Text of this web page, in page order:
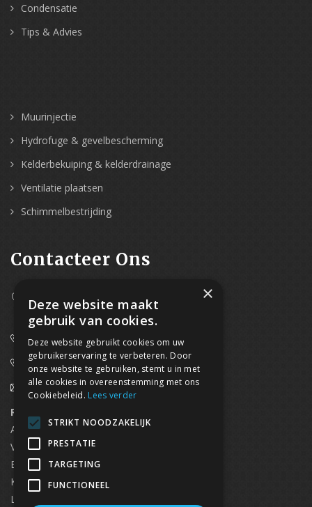
Condensatie
Tips & Advies
Muurinjectie
Hydrofuge & gevelbescherming
Kelderbekuiping & kelderdrainage
Ventilatie plaatsen
Schimmelbestrijding
Contacteer Ons
Westpoort 37B,
2070 Zwijndrecht
0800/61 667 (24/7 bereikbaar)
03/369.60.29
info@waterdicht-vochtbestrijding.be
Regionaal contact
Antwerpen
03/369.60.29
Vlaams Brabant & Brussel
Brugge
Kortrijk
Limburg
×
Deze website maakt
gebruik van cookies.
Deze website gebruikt cookies om uw
gebruikerservaring te verbeteren. Door
onze website te gebruiken, stemt u in met
alle cookies in overeenstemming met ons
Cookiebeleid. Lees verder
STRIKT NOODZAKELIJK
PRESTATIE
TARGETING
FUNCTIONEEL